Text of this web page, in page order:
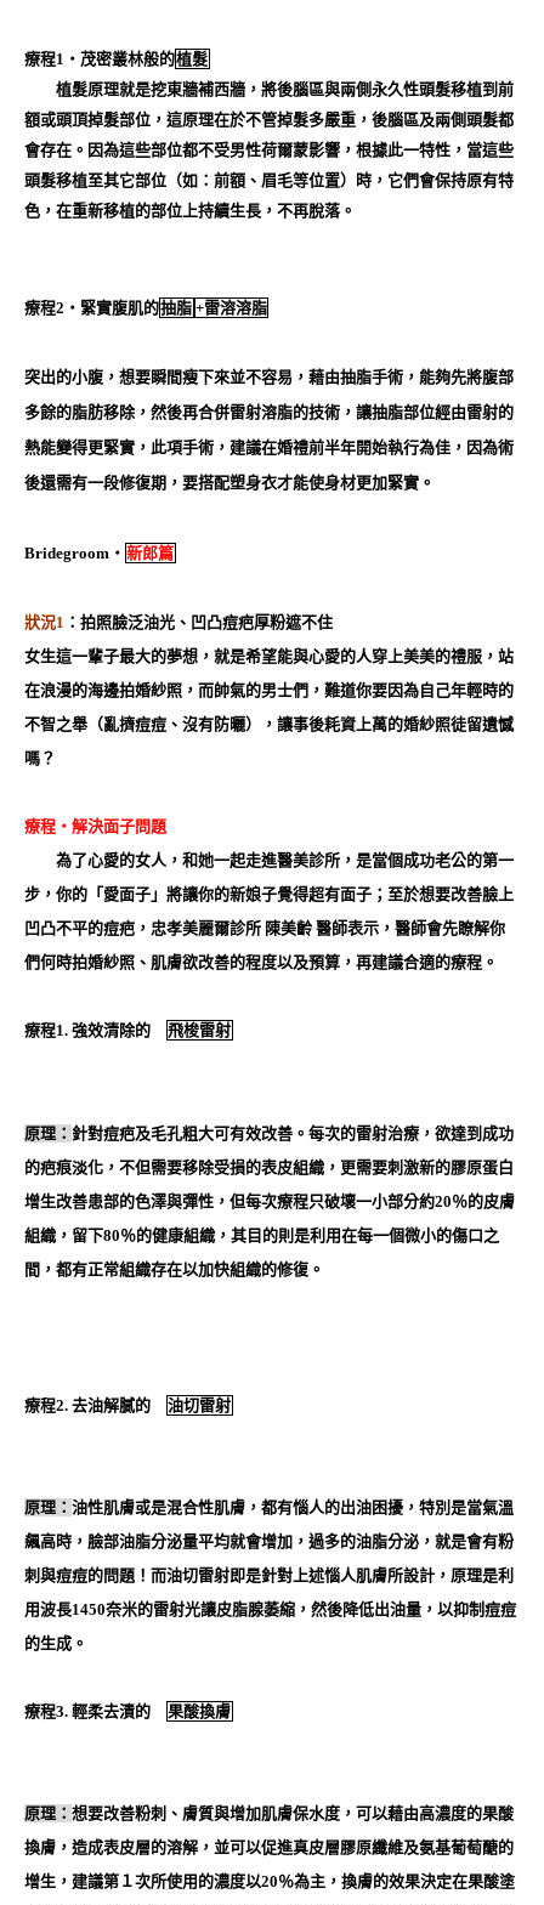
療程1‧茂密叢林般的植髮
植髮原理就是挖東牆補西牆，將後腦區與兩側永久性頭髮移植到前
額或頭頂掉髮部位，這原理在於不管掉髮多嚴重，後腦區及兩側頭髮都
會存在。因為這些部位都不受男性荷爾蒙影響，根據此一特性，當這些
頭髮移植至其它部位（如：前額、眉毛等位置）時，它們會保持原有特
色，在重新移植的部位上持續生長，不再脫落。
療程2‧緊實腹肌的抽脂 +雷溶溶脂
突出的小腹，想要瞬間瘦下來並不容易，藉由抽脂手術，能夠先將腹部
多餘的脂肪移除，然後再合併雷射溶脂的技術，讓抽脂部位經由雷射的
熱能變得更緊實，此項手術，建議在婚禮前半年開始執行為佳，因為術
後還需有一段修復期，要搭配塑身衣才能使身材更加緊實。
Bridegroom‧ 新郎篇
狀況1 ： 拍照臉泛油光、凹凸痘疤厚粉遮不住
女生這一輩子最大的夢想，就是希望能與心愛的人穿上美美的禮服，站
在浪漫的海邊拍婚紗照，而帥氣的男士們，難道你要因為自己年輕時的
不智之舉（亂擠痘痘、沒有防曬），讓事後耗資上萬的婚紗照徒留遺憾
嗎？
療程 ‧ 解決面子問題
為了心愛的女人，和她一起走進醫美診所，是當個成功老公的第一
步，你的「愛面子」將讓你的新娘子覺得超有面子；至於想要改善臉上
凹凸不平的痘疤，忠孝美麗爾診所 陳美齡 醫師表示，醫師會先瞭解你
們何時拍婚紗照、肌膚欲改善的程度以及預算，再建議合適的療程。
療程1. 強效清除的 飛梭雷射
原理： 針對痘疤及毛孔粗大可有效改善。每次的雷射治療，欲達到成功
的疤痕淡化，不但需要移除受損的表皮組織，更需要刺激新的膠原蛋白
增生改善患部的色澤與彈性，但每次療程只破壞一小部分約20％的皮膚
組織，留下80％的健康組織，其目的則是利用在每一個微小的傷口之
間，都有正常組織存在以加快組織的修復。
療程2. 去油解膩的 油切雷射
原理： 油性肌膚或是混合性肌膚 ， 都有惱人的出油困擾 ，特別是當氣溫
飆高時 ，臉部油脂分泌量平均就會增加 ，過多的油脂分泌，就是會有粉
刺與痘痘的問題！而油切雷射即是針對上述惱人肌膚所設計，原理是利
用波長1450奈米的雷射光讓皮脂腺萎縮，然後降低出油量，以抑制痘痘
的生成。
療程3. 輕柔去漬的 果酸換膚
原理： 想要改善粉刺、膚質與增加肌膚保水度，可以藉由高濃度的果酸
換膚，造成表皮層的溶解，並可以促進真皮層膠原纖維及氨基葡萄醣的
增生，建議第１次所使用的濃度以20％為主，換膚的效果決定在果酸塗